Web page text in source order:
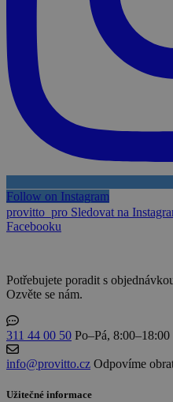
Follow on Instagram
provitto_pro Sledovat na
Facebooku
Potřebujete poradit s
Ozvěte se nám.
311 44 00 50 Po–Pá, 8:00–18:00
info@provitto.cz Odpovíme
Užitečné informace